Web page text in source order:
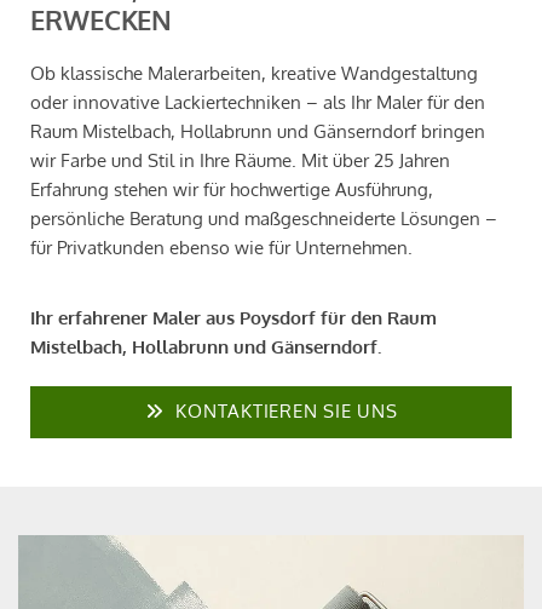
ERWECKEN
Ob klassische Malerarbeiten, kreative Wandgestaltung
oder innovative Lackiertechniken – als Ihr Maler für den
Raum Mistelbach, Hollabrunn und Gänserndorf bringen
wir Farbe und Stil in Ihre Räume. Mit über 25 Jahren
Erfahrung stehen wir für hochwertige Ausführung,
persönliche Beratung und maßgeschneiderte Lösungen –
für Privatkunden ebenso wie für Unternehmen.
Ihr erfahrener Maler aus Poysdorf für den Raum
Mistelbach, Hollabrunn und Gänserndorf.
KONTAKTIEREN SIE UNS